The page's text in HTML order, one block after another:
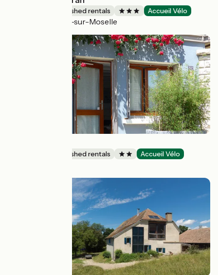
Lodgings and furnished rentals Accueil Vélo
Saint-Maurice-sur-Moselle
Lodgings and furnished rentals Accueil Vélo